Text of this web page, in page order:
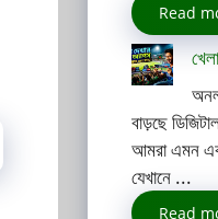
Read
বাড়ছে
আমরা এমন
যেখানে ...
Read